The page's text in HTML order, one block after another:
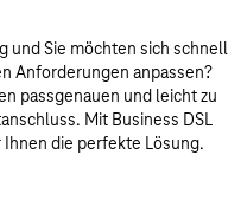
und Sie möchten sich schnell
Anforderungen anpassen?
passgenauen und leicht zu
Mit Business DSL
die perfekte Lösung.